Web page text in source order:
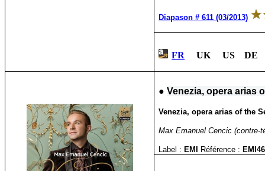
Diapason # 611 (03/2013)
FR UK US
●Venezia, opera arias
Venezia, opera arias of the
Max Emanuel Cencic (contre-
Label : EMI Référence :